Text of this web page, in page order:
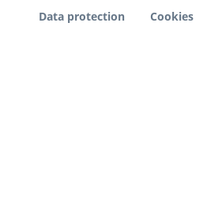
Data protection Cookies